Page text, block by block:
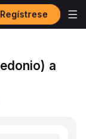
Regístrese
a